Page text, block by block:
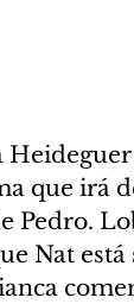
que irá
Pedro.
Nat